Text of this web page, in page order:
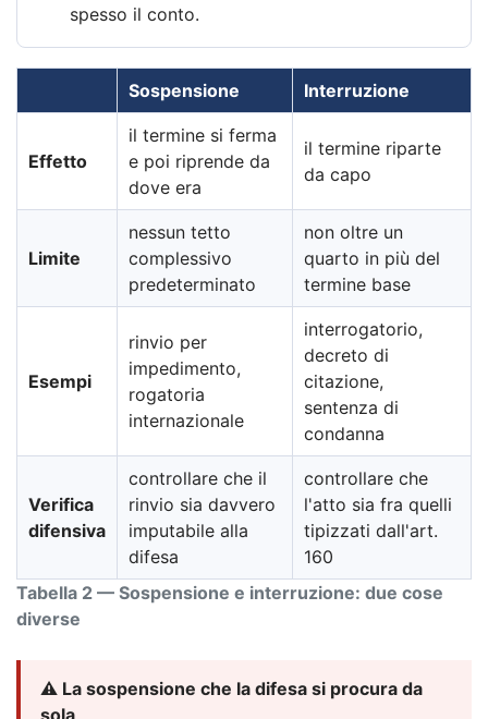
spesso il conto.
Tabella 2 — Sospensione e interruzione: due cose
diverse
Sospensione Interruzione
Effetto
il termine si ferma
e poi riprende da
dove era
il termine riparte
da capo
Limite
nessun tetto
complessivo
predeterminato
non oltre un
quarto in più del
termine base
Esempi
rinvio per
impedimento,
rogatoria
internazionale
interrogatorio,
decreto di
citazione,
sentenza di
condanna
Verifica
difensiva
controllare che il
rinvio sia davvero
imputabile alla
difesa
controllare che
l'atto sia fra quelli
tipizzati dall'art.
160
⚠️ La sospensione che la difesa si procura da
sola